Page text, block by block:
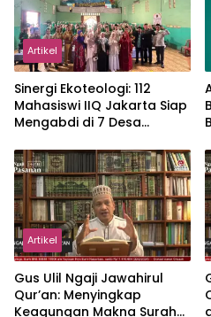
Artikel
‎Sinergi Ekoteologi: 112
Mahasiswi IIQ Jakarta Siap
Mengabdi di 7 Desa
Artikel
Gus Ulil Ngaji Jawahirul
Qur’an: Menyingkap
Keagungan Makna Surah